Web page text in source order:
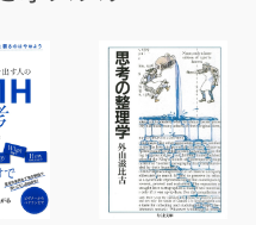
トップリーダーが教える
】
することが証明されてい